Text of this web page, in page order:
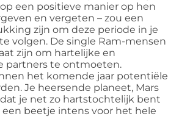
een positieve manier op hen
en vergeten – zou een
zijn om deze periode in je
volgen. De single Ram-mensen
zijn om hartelijke en
partners te ontmoeten.
het komende jaar potentiële
Je heersende planeet, Mars
je net zo hartstochtelijk bent
een beetje intens voor het hele